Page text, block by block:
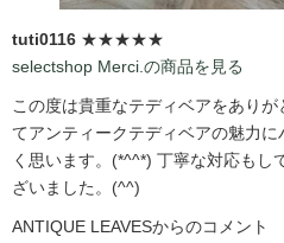
tuti0116 ★★★★★
selectshop Merci.の商品を見る
この度は貴重なテディベアをあり
てアンティークテディベアの魅力
く思います。(*^^*) 丁寧な対応もし
ざいました。(^^)
ANTIQUE LEAVESからのコメント